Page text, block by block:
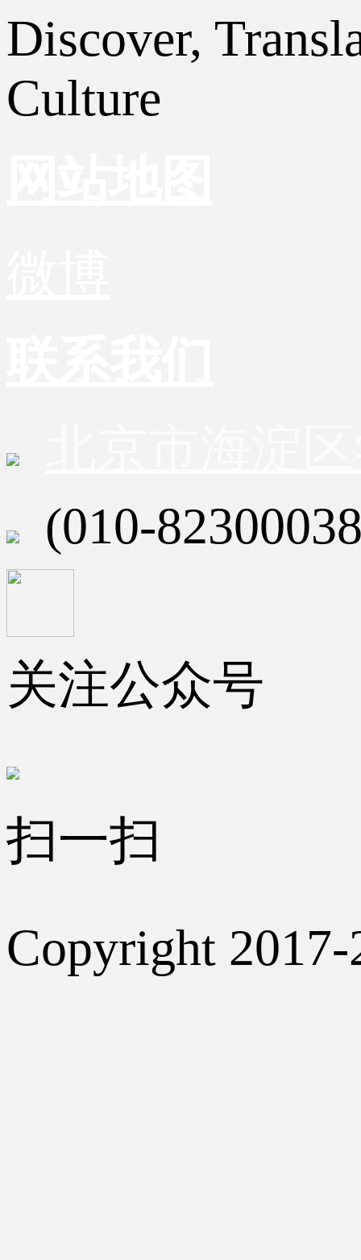
Discover,
Culture
(010-
关注公众号
扫一扫
Copyright